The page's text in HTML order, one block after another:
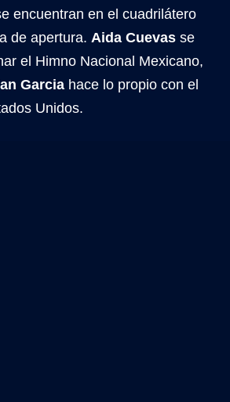
encuentran en el cuadrilátero
de apertura. Aida Cuevas se
el Himno Nacional Mexicano,
Garcia hace lo propio con el
Unidos.